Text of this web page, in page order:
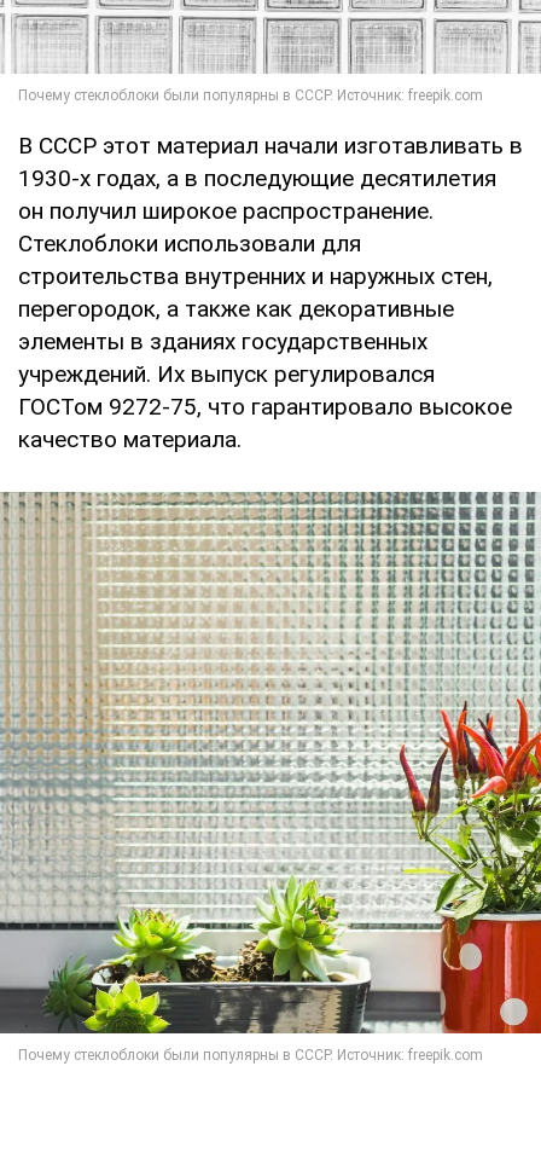
В СССР этот материал начали изготавливать в
1930-х годах, а в последующие десятилетия
он получил широкое распространение.
Стеклоблоки использовали для
строительства внутренних и наружных стен,
перегородок, а также как декоративные
элементы в зданиях государственных
учреждений. Их выпуск регулировался
ГОСТом 9272-75, что гарантировало высокое
качество материала.